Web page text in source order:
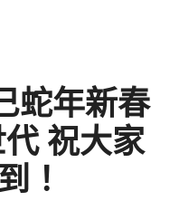
蛇年新春
祝大家
！